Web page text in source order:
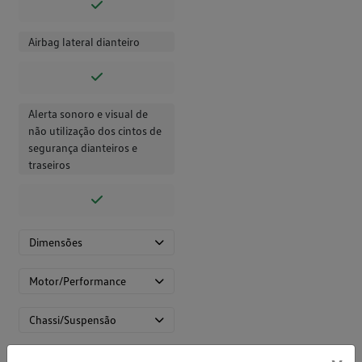
Airbag lateral dianteiro
Alerta sonoro e visual de
não utilização dos cintos de
segurança dianteiros e
traseiros
Dimensões
Motor/Performance
Chassi/Suspensão